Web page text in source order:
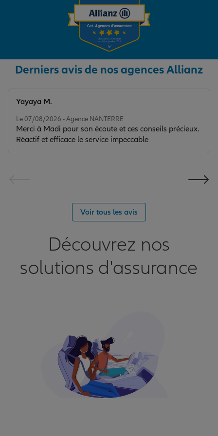
Derniers avis de nos agences Allianz
Le 07/08/2026 - Agence NANTERRE
Merci à Madi pour son écoute et ces conseils précieux.
Réactif et efficace le service impeccable
Yayaya M.
Voir tous les avis
Découvrez nos
solutions d'assurance